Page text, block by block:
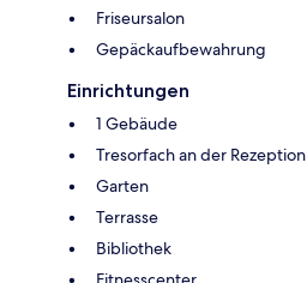
Friseursalon
Gepäckaufbewahrung
Einrichtungen
1 Gebäude
Tresorfach an der Rezeption
Garten
Terrasse
Bibliothek